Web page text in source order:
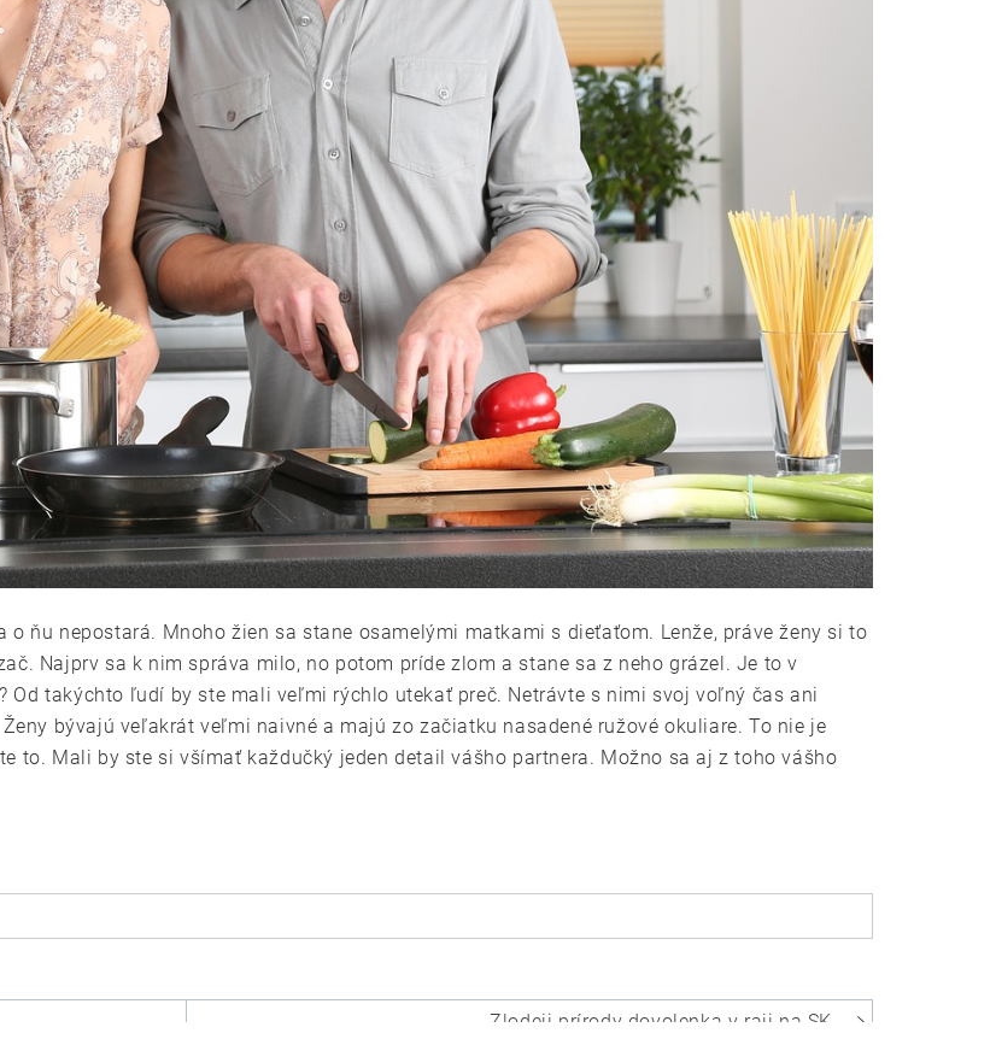
ňu nepostará. Mnoho žien sa stane osamelými matkami s dieťaťom. Lenže, práve ženy si to
Najprv sa k nim správa milo, no potom príde zlom a stane sa z neho grázel. Je to v
Od takýchto ľudí by ste mali veľmi rýchlo utekať preč. Netrávte s nimi svoj voľný čas ani
bývajú veľakrát veľmi naivné a majú zo začiatku nasadené ružové okuliare. To nie je
to. Mali by ste si všímať každučký jeden detail vášho partnera. Možno sa aj z toho vášho
Zlodeji prírody dovolenka v raji na SK